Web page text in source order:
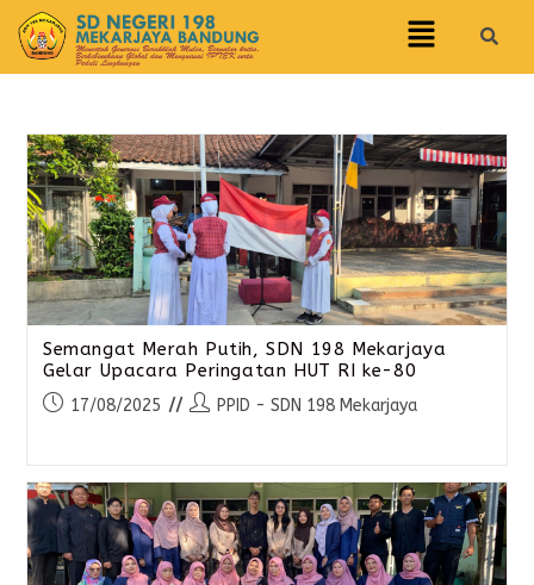
Semangat Merah Putih, SDN 198 Mekarjaya
Gelar Upacara Peringatan HUT RI ke-80
17/08/2025 PPID - SDN 198 Mekarjaya